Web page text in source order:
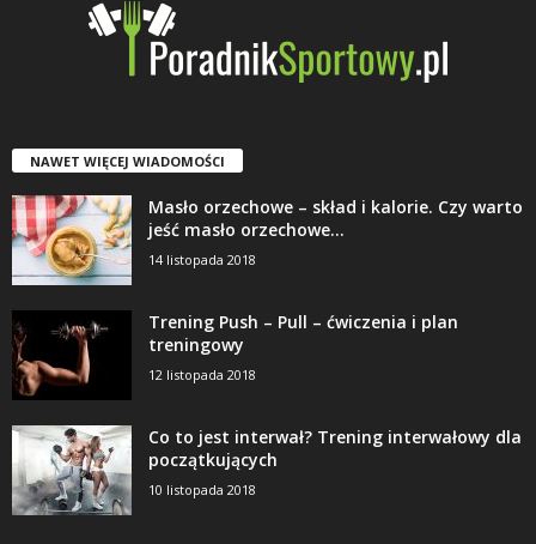
NAWET WIĘCEJ WIADOMOŚCI
Masło orzechowe – skład i kalorie. Czy warto
jeść masło orzechowe...
14 listopada 2018
Trening Push – Pull – ćwiczenia i plan
treningowy
12 listopada 2018
Co to jest interwał? Trening interwałowy dla
początkujących
10 listopada 2018